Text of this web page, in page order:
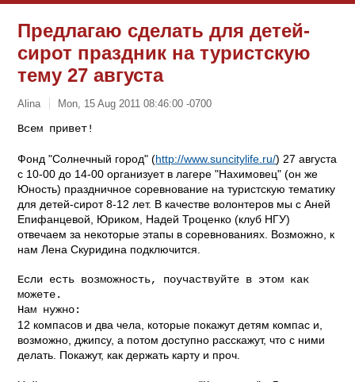
Предлагаю сделать для детей-
сирот праздник на туристскую
тему 27 августа
Alina Mon, 15 Aug 2011 08:46:00 -0700
Всем привет!
Фонд "Солнечный город" (http://www.suncitylife.ru/) 27 августа
с 10-00 до 14-00 организует в лагере "Нахимовец" (он же
Юность) праздничное соревнование на туристскую тематику
для детей-сирот 8-12 лет. В качестве волонтеров мы с Аней
Епифанцевой, Юриком, Надей Троценко (клуб НГУ)
отвечаем за некоторые этапы в соревнованиях. Возможно, к
нам Лена Скуридина подключится.
Если есть возможность, поучаствуйте в этом как
можете.
12 компасов и два чела, которые покажут детям компас и,
возможно, джипсу, а потом доступно расскажут, что с ними
делать. Покажут, как держать карту и проч.